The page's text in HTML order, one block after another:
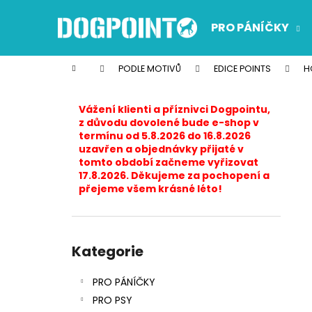
PRO PÁNÍČKY
Domů PODLE MOTIVŮ EDICE POINTS
Vážení klienti a příznivci Dogpointu,
z důvodu dovolené bude e-shop v
termínu od 5.8.2026 do 16.8.2026
uzavřen a objednávky přijaté v
tomto období začneme vyřizovat
17.8.2026. Děkujeme za pochopení a
přejeme všem krásné léto!
kategorie
Kategorie
PRO PÁNÍČKY
PRO PSY
í
Zpět
do
Zpět
do